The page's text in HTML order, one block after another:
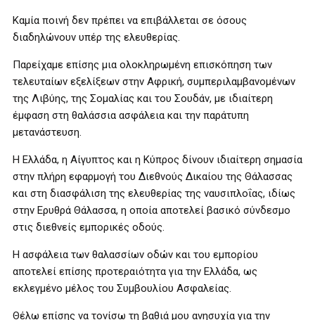
Καμία ποινή δεν πρέπει να επιβάλλεται σε όσους
διαδηλώνουν υπέρ της ελευθερίας.
Παρείχαμε επίσης μια ολοκληρωμένη επισκόπηση των
τελευταίων εξελίξεων στην Αφρική, συμπεριλαμβανομένων
της Λιβύης, της Σομαλίας και του Σουδάν, με ιδιαίτερη
έμφαση στη θαλάσσια ασφάλεια και την παράτυπη
μετανάστευση.
Η Ελλάδα, η Αίγυπτος και η Κύπρος δίνουν ιδιαίτερη σημασία
στην πλήρη εφαρμογή του Διεθνούς Δικαίου της Θάλασσας
και στη διασφάλιση της ελευθερίας της ναυσιπλοΐας, ιδίως
στην Ερυθρά Θάλασσα, η οποία αποτελεί βασικό σύνδεσμο
στις διεθνείς εμπορικές οδούς.
Η ασφάλεια των θαλασσίων οδών και του εμπορίου
αποτελεί επίσης προτεραιότητα για την Ελλάδα, ως
εκλεγμένο μέλος του Συμβουλίου Ασφαλείας.
Θέλω επίσης να τονίσω τη βαθιά μου ανησυχία για την